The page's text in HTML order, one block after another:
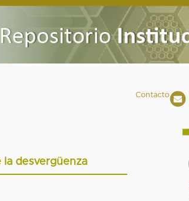
Contacto
desvergüenza